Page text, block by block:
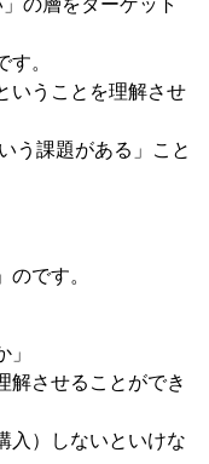
の層をターゲット
。
いうことを理解させ
う課題がある」こと
です。
」
解させることができ
入）しないといけな